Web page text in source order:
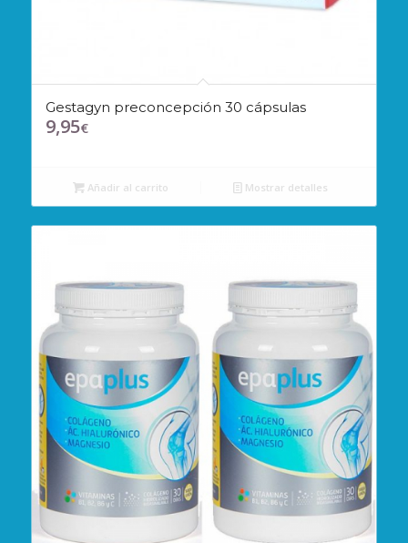
Gestagyn preconcepción 30 cápsulas
9,95€
Añadir al carrito Mostrar detalles